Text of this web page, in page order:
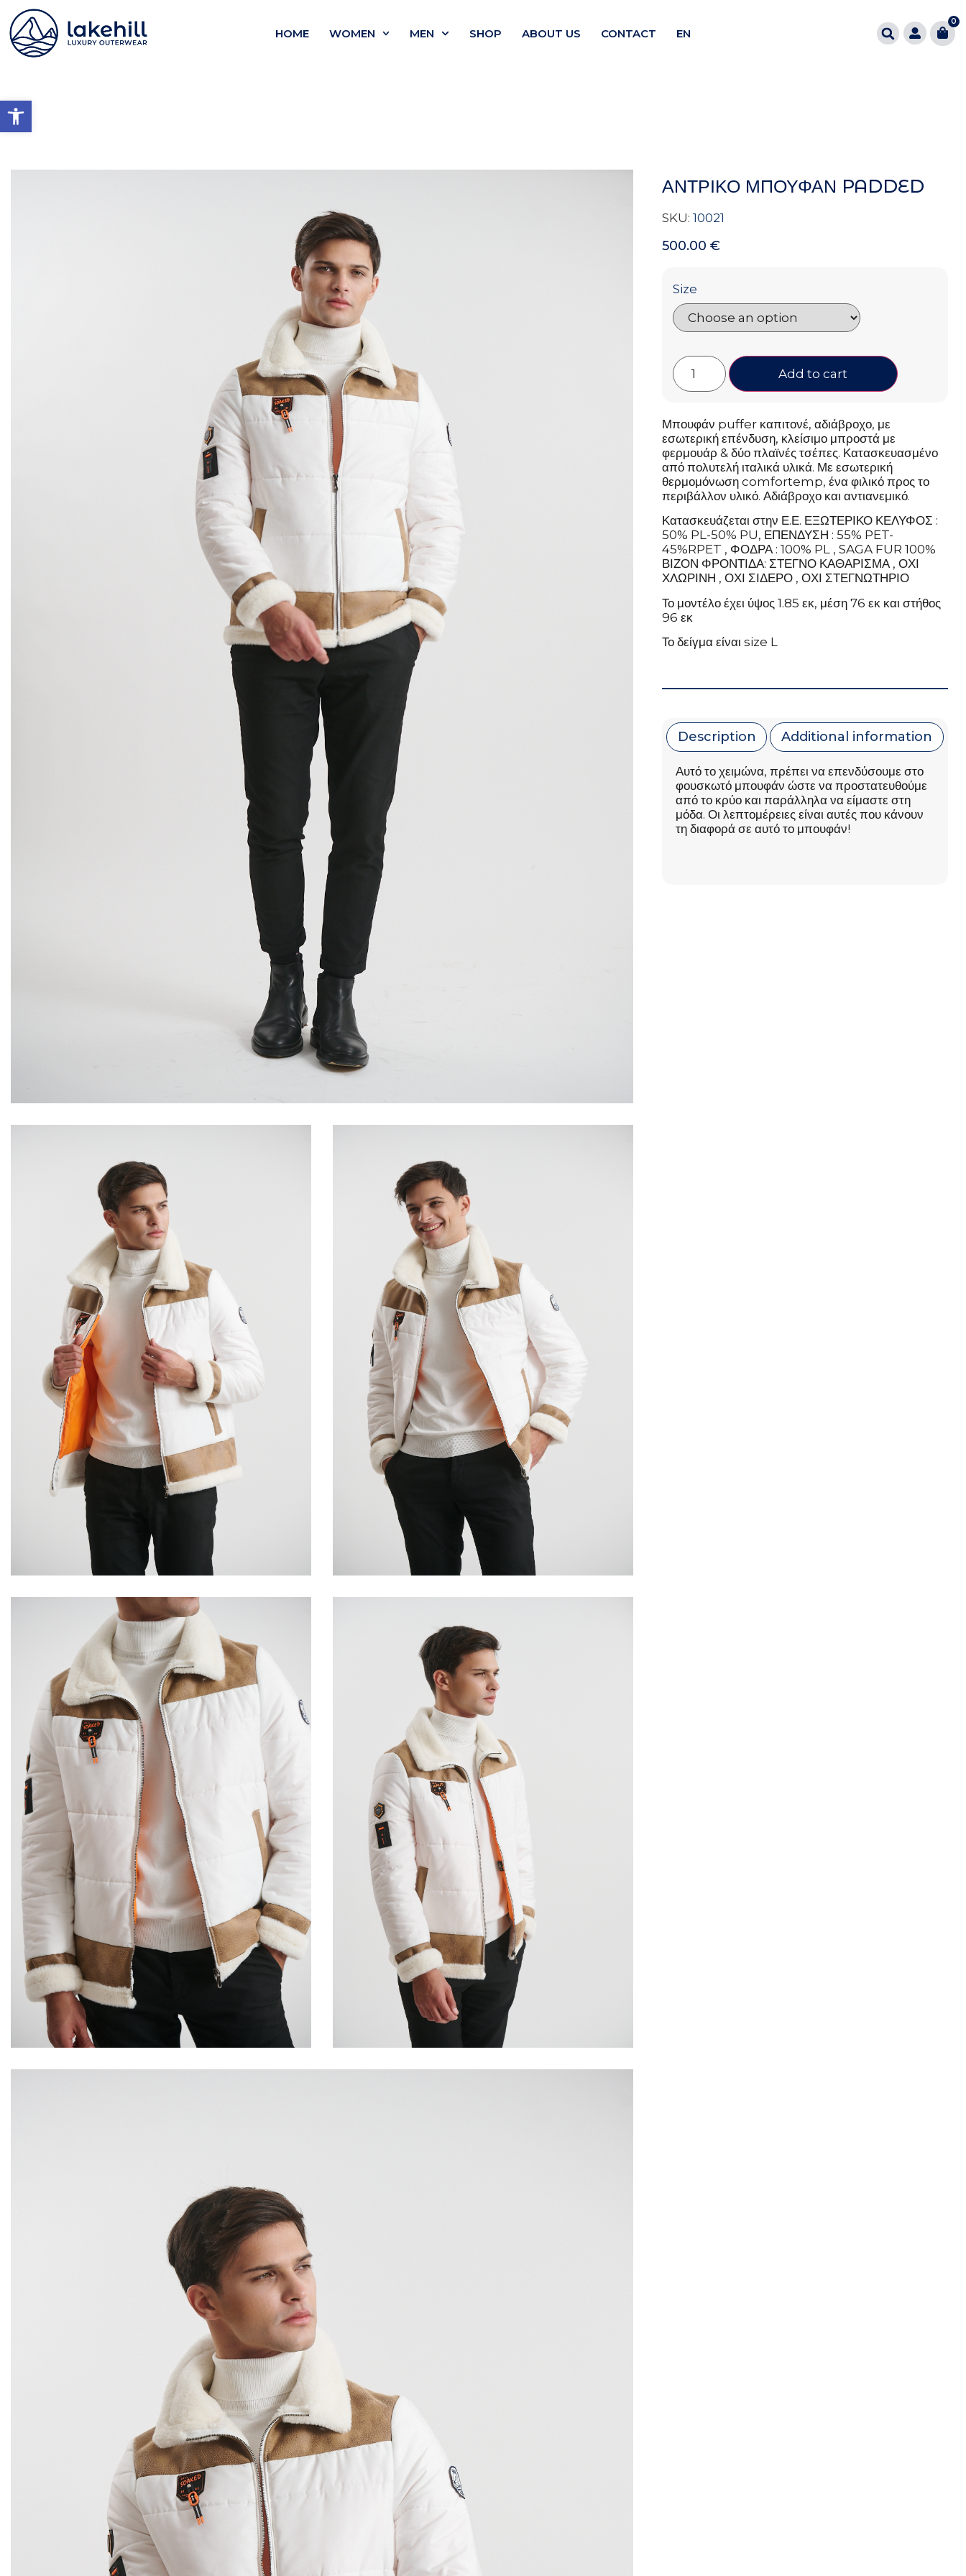
Open toolbar
HOME WOMEN MEN SHOP ABOUT US CONTACT EN
0
ΑΝΤΡΙΚΟ ΜΠΟΥΦΑΝ PADDED
SKU: 10021
500.00 €
Size
Add to cart
Μπουφάν puffer καπιτονέ, αδιάβροχο, με
εσωτερική επένδυση, κλείσιμο μπροστά με
φερμουάρ & δύο πλαϊνές τσέπες. Κατασκευασμένο
από πολυτελή ιταλικά υλικά. Με εσωτερική
θερμομόνωση comfortemp, ένα φιλικό προς το
περιβάλλον υλικό. Αδιάβροχο και αντιανεμικό.
Κατασκευάζεται στην Ε.Ε. ΕΞΩΤΕΡΙΚΟ ΚΕΛΥΦΟΣ :
50% PL-50% PU, ΕΠΕΝΔΥΣΗ : 55% PET-
45%RPET , ΦΟΔΡΑ : 100% PL , SAGA FUR 100%
ΒΙΖΟΝ ΦΡΟΝΤΙΔΑ: ΣΤΕΓΝΟ ΚΑΘΑΡΙΣΜΑ , ΟΧΙ
ΧΛΩΡΙΝΗ , ΟΧΙ ΣΙΔΕΡΟ , ΟΧΙ ΣΤΕΓΝΩΤΗΡΙΟ
Το μοντέλο έχει ύψος 1.85 εκ, μέση 76 εκ και στήθος
96 εκ
Το δείγμα είναι size L
Description Additional information
Αυτό το χειμώνα, πρέπει να επενδύσουμε στο
φουσκωτό μπουφάν ώστε να προστατευθούμε
από το κρύο και παράλληλα να είμαστε στη
μόδα. Οι λεπτομέρειες είναι αυτές που κάνουν
τη διαφορά σε αυτό το μπουφάν!